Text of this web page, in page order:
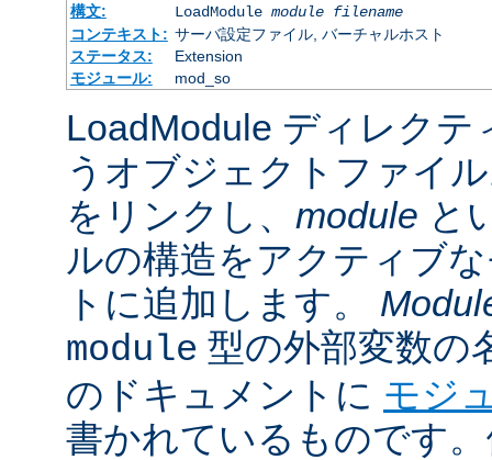
構文:
LoadModule module filename
コンテキスト: サーバ設定ファイル, バーチャルホスト
ステータス:
Extension
モジュール:
mod_so
LoadModule ディレク
うオブジェクトファイ
をリンクし、 module と
ルの構造をアクティブ
トに追加します。
module 型の外部変数の
のドキュメントに モジ
書かれているものです